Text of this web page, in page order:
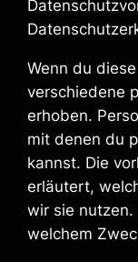
Wenn du
verschiedene
erhoben.
mit denen du
kannst. Die
erläutert,
wir sie
welchem